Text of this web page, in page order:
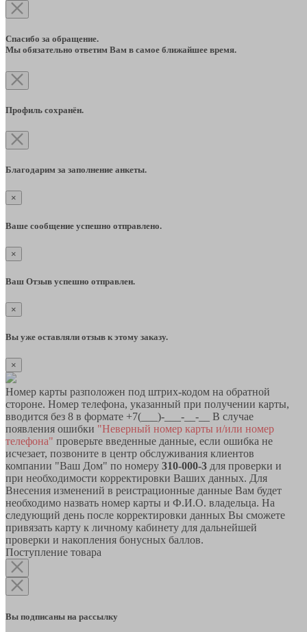
Спасибо за обращение.
Мы обязательно ответим Вам в самое ближайшее время.
Профиль сохранён.
Благодарим за заполнение анкеты.
×
Ваше сообщение успешно отправлено.
×
Ваш Отзыв успешно отправлен.
×
Вы уже оставляли отзыв к этому заказу.
×
Номер карты разположен под штрих-кодом на обратной
стороне. Номер телефона, указанный при получении карты,
вводится без 8 в формате +7(___)-___-__-__ В случае
появления ошибки "Неверный номер карты и/или номер
телефона" проверьте введенные данные, если ошибка не
исчезает, позвоните в центр обслуживания клиентов
компании "Ваш Дом" по номеру 310-000-3 для проверки и
при необходимости корректировки Ваших данных. Для
Внесения изменений в реистрационные данные Вам будет
необходимо назвать номер карты и Ф.И.О. владельца. На
следующий день после корректировки данных Вы сможете
привязать карту к личному кабинету для дальнейшей
проверки и накопления бонусных баллов.
Поступление товара
Вы подписаны на рассылку